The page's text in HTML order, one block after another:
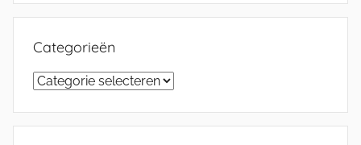
Categorieën
Categorieën